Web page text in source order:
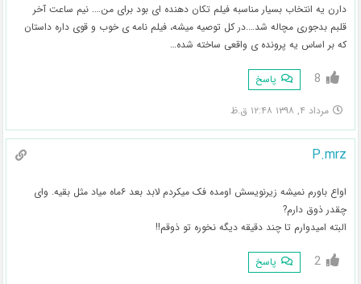
دارن یه انتخاب بسیار مناسبه فیلم تکان دهنده ای بود برای من…. نیم ساعت آخر
قلبم بدجوری مچاله شد….در کل توصیه میشه، فیلم نامه ی خوب و قوی داره داستان
که بر اساس یه پرونده ی واقعی ساخته شده…
8 پاسخ
مرداد ۴, ۱۳۹۸ ۱۲:۴۸ ق.ظ
P.mrz
اواع باورم نمیشه زیرنویسش اومده فک میکردم لابد بعد ۶ماه میاد مثل بقیه. وای
چقدر ذوق دارم?
البته امیدوارم تا چند دقیقه دیگه نخوره تو ذوقم!!
2 پاسخ